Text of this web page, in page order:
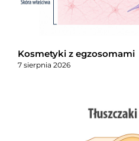
Kosmetyki z egzosomami
7 sierpnia 2026